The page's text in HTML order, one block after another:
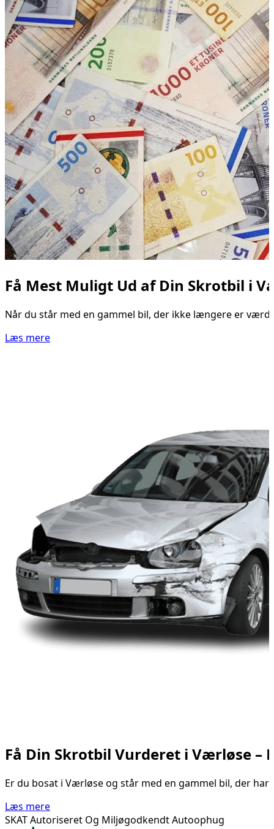
Få Mest Muligt Ud af Din Skrotbil i
Når du står med en gammel bil, der ikke længere er
Læs mere
Få Din Skrotbil Vurderet i Værløse –
Er du bosat i Værløse og står med en gammel bil, der
Læs mere
SKAT Autoriseret Og Miljøgodkendt Autoophug